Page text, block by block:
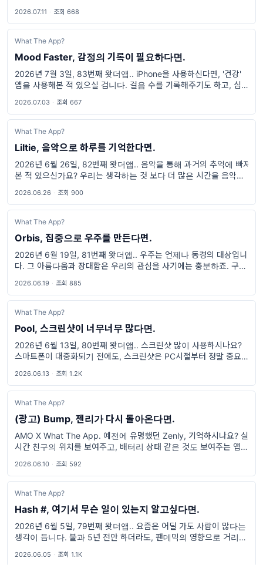
고 사랑해주신
2026.07.11 · 조회 668
What The App?
Mood Faster, 감정의 기록이 필요하다면.
2026년 7월 3일, 83번째 왓더앱.. iPhone을 사용하신다면, '건강'
앱을 사용해본 적 있으실 겁니다. 걸음 수를 기록해주기도 하고, 심장
앱이
2026.07.03 · 조회 667
What The App?
Liltie, 음악으로 하루를 기억한다면.
2026년 6월 26일, 82번째 왓더앱.. 음악을 통해 과거의 추억에 빠져
본 적 있으신가요? 우리는 생각하는 것 보다 더 많은 시간을 음악과
며 차에서 들었던
2026.06.26 · 조회 900
What The App?
Orbis, 집중으로 우주를 만든다면.
2026년 6월 19일, 81번째 왓더앱.. 우주는 언제나 동경의 대상입니
다. 그 아름다움과 장대함은 우리의 관심을 사기에는 충분하죠. 구독
그 장대함과
2026.06.19 · 조회 885
What The App?
Pool, 스크린샷이 너무너무 많다면.
2026년 6월 13일, 80번째 왓더앱.. 스크린샷 많이 사용하시나요?
스마트폰이 대중화되기 전에도, 스크린샷은 PC시절부터 정말 중요한
것을 대비하기 위해
2026.06.13 · 조회 1.2K
What The App?
(광고) Bump, 젠리가 다시 돌아온다면.
AMO X What The App. 예전에 유명했던 Zenly, 기억하시나요? 실
시간 친구의 위치를 보여주고, 배터리 상태 같은 것도 보여주는 앱이
2026.06.10 · 조회 592
What The App?
Hash #, 여기서 무슨 일이 있는지 알고싶다면.
2026년 6월 5일, 79번째 왓더앱.. 요즘은 어딜 가도 사람이 많다는
생각이 듭니다. 불과 5년 전만 하더라도, 팬데믹의 영향으로 거리에
고요. 하지만
2026.06.05 · 조회 1.1K